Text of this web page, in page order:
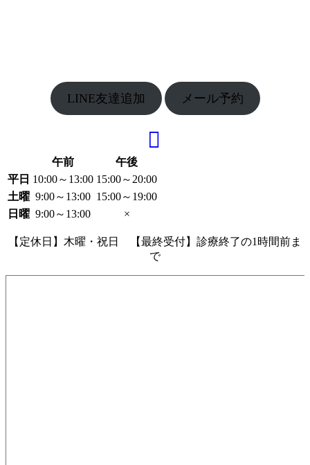
LINE友達追加 メール予約
午前
午後
平日 10:00～13:00 15:00～20:00
土曜 9:00～13:00 15:00～19:00
日曜 9:00～13:00 ×
【定休日】木曜・祝日 【最終受付】診療終了の1時間前ま
で